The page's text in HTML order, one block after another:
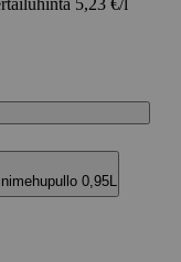
5,23 €/l
0,95L